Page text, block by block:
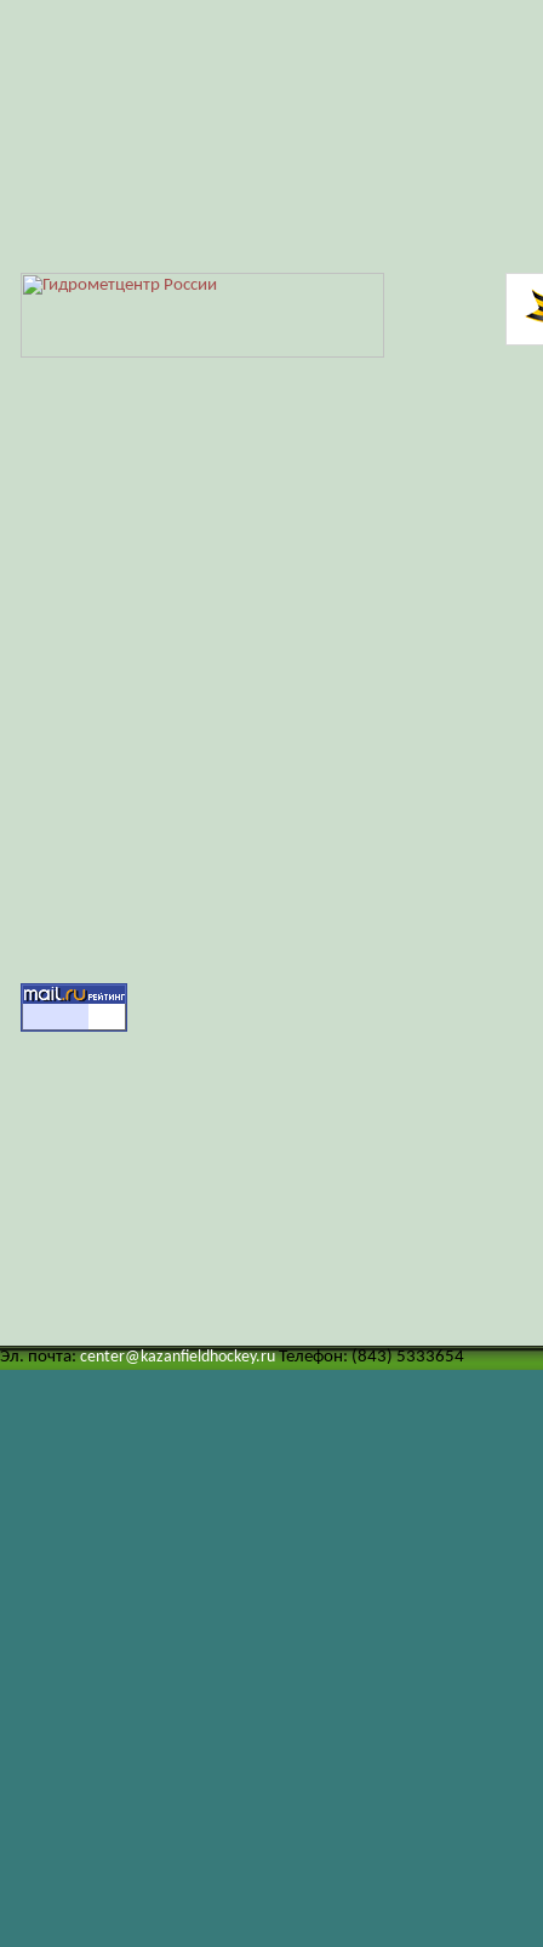
Эл. почта:center@kazanfieldhockey.ruТелефон: (843) 5333654